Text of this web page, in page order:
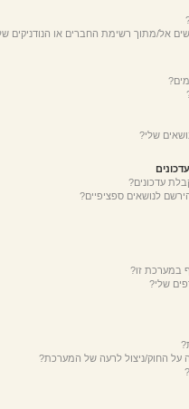
אל/מתוך רשימת החברים או הנודניקים
שלי?
עדכונים?
לנושאים ספציפיים?
במערכת זו?
שלי?
על החוק/ניצול לרעה של המערכת?